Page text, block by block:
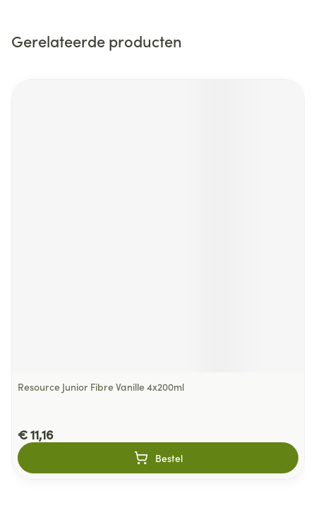
Gerelateerde producten
Resource Junior Fibre Vanille 4x200ml
€ 11,16
Bestel